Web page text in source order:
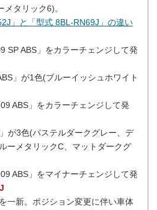
タリック6)。
」と「型式 8BL-RN69J」の違い
SP ABS」をカラーチェンジして発
」が1色(ブルーイッシュホワイト
ABS」をカラーチェンジして発
が3色(パステルダークグレー、デ
ーメタリックC、マットダークグ
ABS」をマイナーチェンジして発
一新。ポジション変更に伴い車体